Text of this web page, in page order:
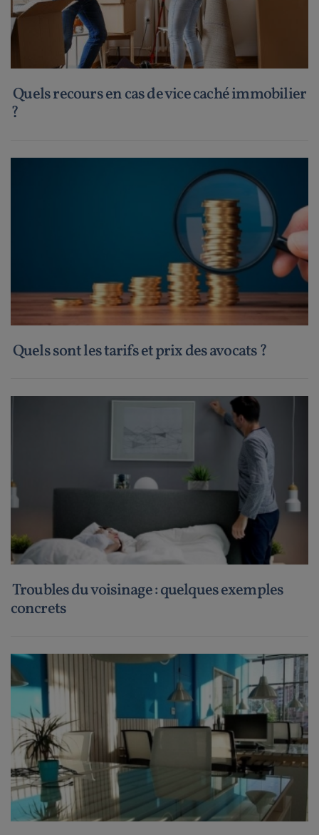
Quels recours en cas de vice caché immobilier
?
Quels sont les tarifs et prix des avocats ?
Troubles du voisinage : quelques exemples
concrets